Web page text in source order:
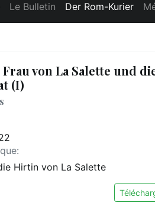
Le Bulletin Der Rom-Kurier
Frau von La Salette und
(I)
Hirtin von La Salette